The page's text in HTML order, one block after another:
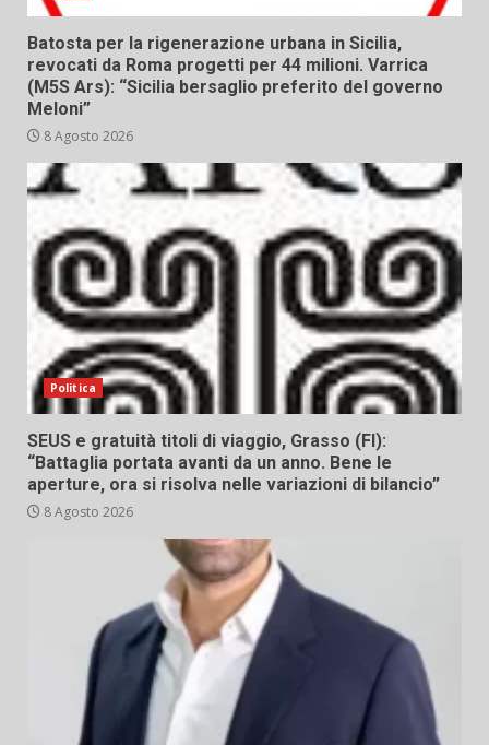
Batosta per la rigenerazione urbana in Sicilia,
revocati da Roma progetti per 44 milioni. Varrica
(M5S Ars): “Sicilia bersaglio preferito del governo
Meloni”
8 Agosto 2026
Politica
SEUS e gratuità titoli di viaggio, Grasso (FI):
“Battaglia portata avanti da un anno. Bene le
aperture, ora si risolva nelle variazioni di bilancio”
8 Agosto 2026